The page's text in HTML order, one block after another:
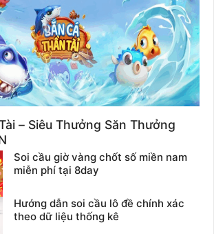
– Siêu Thưởng Săn Thưởng
Soi cầu giờ vàng chốt số miền nam
miễn phí tại 8day
Hướng dẫn soi cầu lô đề chính xác
theo dữ liệu thống kê